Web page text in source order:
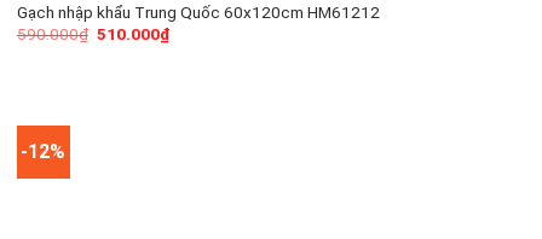
Gạch nhập khẩu Trung Quốc 60x120cm HM61212
590.000₫ 510.000₫
-12%